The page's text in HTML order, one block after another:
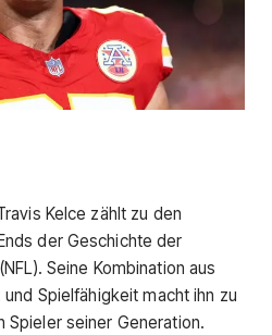
Kelce zählt zu den
der Geschichte der
Seine Kombination aus
Spielfähigkeit macht ihn zu
seiner Generation.